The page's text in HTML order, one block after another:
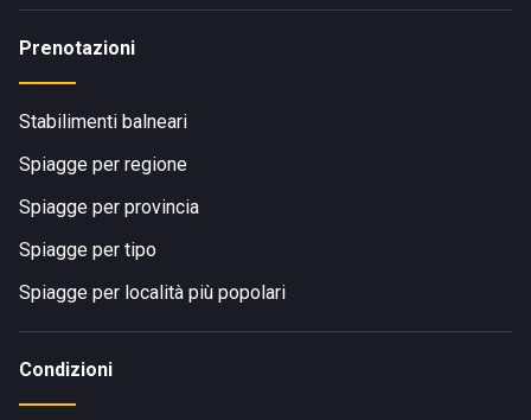
Prenotazioni
Stabilimenti balneari
Spiagge per regione
Spiagge per provincia
Spiagge per tipo
Spiagge per località più popolari
Condizioni